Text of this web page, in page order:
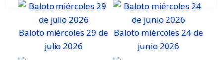
Baloto miércoles 29 de
julio 2026
Baloto miércoles 24 de
junio 2026